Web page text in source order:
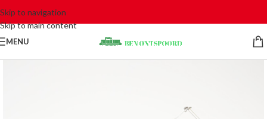
Skip to navigation
Skip to main content
MENU